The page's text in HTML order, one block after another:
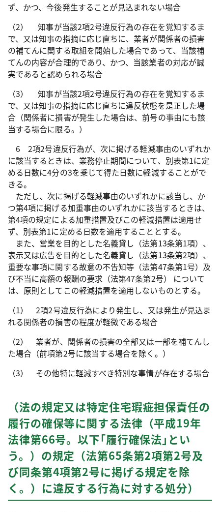
ず、かつ、今後発生することが見込まれない場合
（2） 知事が当該2項2号違反行為の存在を覚知するま
で、又は知事の指摘に応じ直ちに、業者が関係者の損害
の補てんに関する取組を開始した場合であって、当該補
てんの内容が合理的であり、かつ、当該業者の対応が誠
実であると認められる場合
（3） 知事が当該2項2号違反行為の存在を覚知するま
で、又は知事の指摘に応じ直ちに違反状態を是正した場
合（関係者に損害が発生した場合は、前号の事由にも該
当する場合に限る。）
6 2項2号違反行為が、次に掲げる軽減事由のいずれか
に該当するときは、業務停止期間について、別表第1に定
める日数に4分の3を乗じて得た日数に軽減することがで
きる。
ただし、次に掲げる軽減事由のいずれかに該当し、か
つ第4項に掲げる加重事由のいずれかに該当するときは、
第4項の規定による加重措置及びこの軽減措置は適用せ
ず、別表第1に定める日数を適用することとする。
また、営業を目的とした名義貸し（法第13条第1項）、
表示又は広告を目的とした名義貸し（法第13条第2項）、
重要な事項に関する故意の不告知等（法第47条第1号）及
び不当に高額の報酬の要求（法第47条第2号） について
は、原則としてこの軽減措置を適用しないものとする。
（1） 2項2号違反行為により発生し、又は発生が見込ま
れる関係者の損害の程度が軽微である場合
（2） 業者が、関係者の損害の全部又は一部を補てんし
た場合（前項第2号に該当する場合を除く。）
（3） その他特に軽減すべき特別な事情が存在する場合
（法の規定又は特定住宅瑕疵担保責任の
履行の確保等に関する法律（平成19年
法律第66号。以下｢履行確保法｣とい
う。）の規定（法第65条第2項第2号及
び同条第4項第2号に掲げる規定を除
く。）に違反する行為に対する処分）